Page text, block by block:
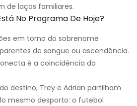
de laços familiares.
No Programa De Hoje?
em torno do sobrenome
de sangue ou ascendência.
é a coincidência do
destino, Trey e Adrian partilham
mesmo desporto: o futebol